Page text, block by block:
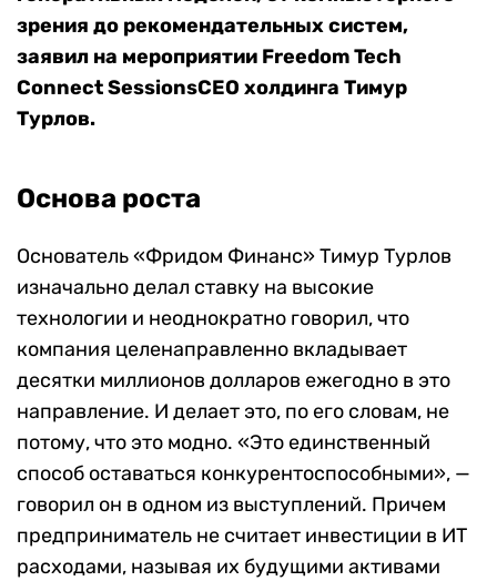
зрения до рекомендательных систем,
заявил на мероприятии Freedom Tech
Connect SessionsCEO холдинга Тимур
Турлов.
Основа роста
Основатель «Фридом Финанс» Тимур Турлов
изначально делал ставку на высокие
технологии и неоднократно говорил, что
компания целенаправленно вкладывает
десятки миллионов долларов ежегодно в это
направление. И делает это, по его словам, не
потому, что это модно. «Это единственный
способ оставаться конкурентоспособными», —
говорил он в одном из выступлений. Причем
предприниматель не считает инвестиции в ИТ
расходами, называя их будущими активами